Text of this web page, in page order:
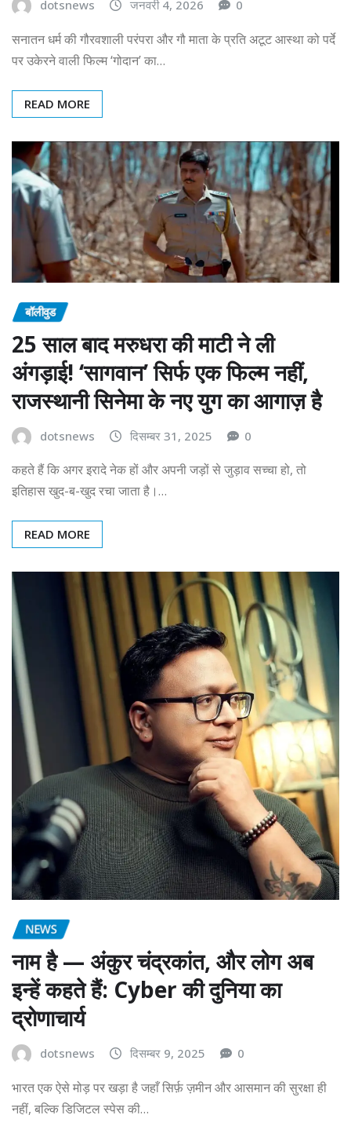
dotsnews जनवरी 4, 2026 0
सनातन धर्म की गौरवशाली परंपरा और गौ माता के प्रति अटूट आस्था को पर्दे
पर उकेरने वाली फिल्म ‘गोदान’ का…
READ MORE
बॉलीवुड
25 साल बाद मरुधरा की माटी ने ली
अंगड़ाई! ‘सागवान’ सिर्फ एक फिल्म नहीं,
राजस्थानी सिनेमा के नए युग का आगाज़ है
dotsnews दिसम्बर 31, 2025 0
कहते हैं कि अगर इरादे नेक हों और अपनी जड़ों से जुड़ाव सच्चा हो, तो
इतिहास खुद-ब-खुद रचा जाता है।…
READ MORE
NEWS
नाम है — अंकुर चंद्रकांत, और लोग अब
इन्हें कहते हैं: Cyber की दुनिया का
द्रोणाचार्य
dotsnews दिसम्बर 9, 2025 0
भारत एक ऐसे मोड़ पर खड़ा है जहाँ सिर्फ़ ज़मीन और आसमान की सुरक्षा ही
नहीं, बल्कि डिजिटल स्पेस की…